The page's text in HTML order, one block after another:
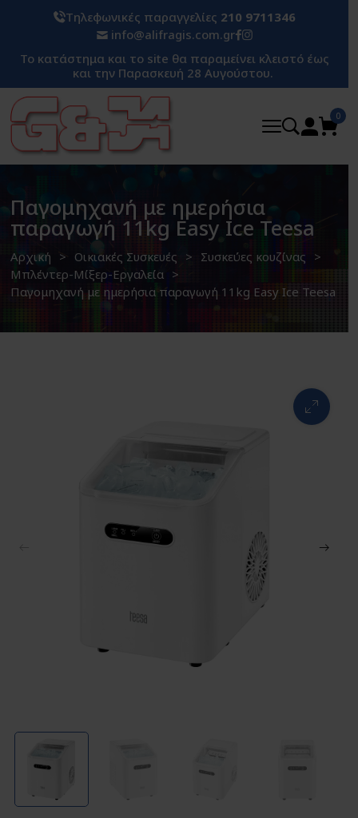
Το κατάστημα και το site θα παραμείνει κλειστό έως
και την Παρασκευή 28 Αυγούστου.
Τηλεφωνικές παραγγελίες 210 9711346
info@alifragis.com.gr
0
Παγομηχανή με ημερήσια
παραγωγή 11kg Easy Ice Teesa
Αρχική Οικιακές Συσκευές
Συσκεύες κουζίνας
Μπλέντερ-Μίξερ-Εργαλεία
Παγομηχανή με ημερήσια παραγωγή 11kg Easy Ice Teesa